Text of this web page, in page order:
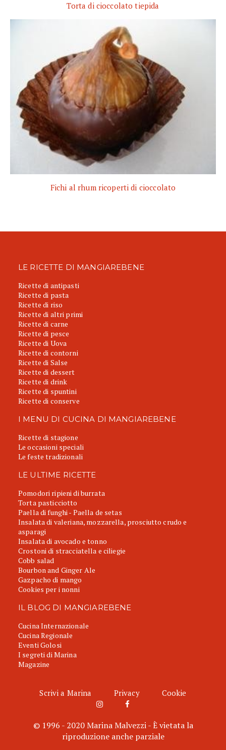
Torta di cioccolato tiepida
Fichi al rhum ricoperti di cioccolato
LE RICETTE DI MANGIAREBENE
Ricette di antipasti
Ricette di pasta
Ricette di riso
Ricette di altri primi
Ricette di carne
Ricette di pesce
Ricette di Uova
Ricette di contorni
Ricette di Salse
Ricette di dessert
Ricette di drink
Ricette di spuntini
Ricette di conserve
I MENU DI CUCINA DI MANGIAREBENE
Ricette di stagione
Le occasioni speciali
Le feste tradizionali
LE ULTIME RICETTE
Pomodori ripieni di burrata
Torta pasticciotto
Paella di funghi - Paella de setas
Insalata di valeriana, mozzarella, prosciutto crudo e
asparagi
Insalata di avocado e tonno
Crostoni di stracciatella e ciliegie
Cobb salad
Bourbon and Ginger Ale
Gazpacho di mango
Cookies per i nonni
IL BLOG DI MANGIAREBENE
Cucina Internazionale
Cucina Regionale
Eventi Golosi
I segreti di Marina
Magazine
Scrivi a Marina Privacy Cookie
© 1996 - 2020 Marina Malvezzi - È vietata la
riproduzione anche parziale